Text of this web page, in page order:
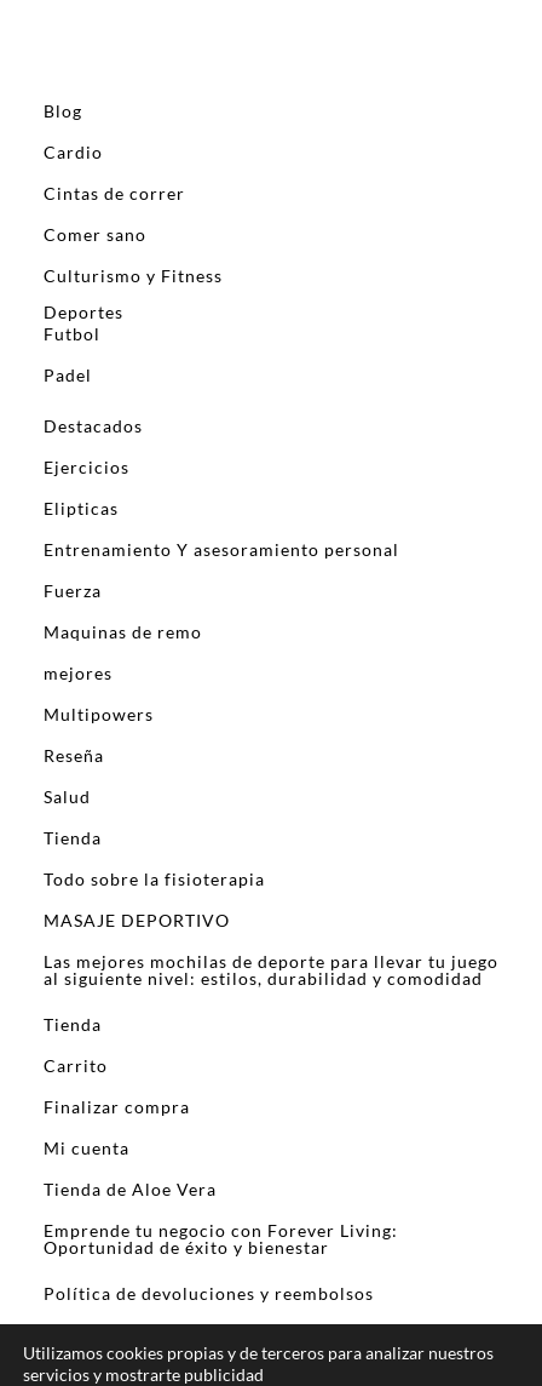
Blog
Cardio
Cintas de correr
Comer sano
Culturismo y Fitness
Deportes
Futbol
Padel
Destacados
Ejercicios
Elipticas
Entrenamiento Y asesoramiento personal
Fuerza
Maquinas de remo
mejores
Multipowers
Reseña
Salud
Tienda
Todo sobre la fisioterapia
MASAJE DEPORTIVO
Las mejores mochilas de deporte para llevar tu juego
al siguiente nivel: estilos, durabilidad y comodidad
Tienda
Carrito
Finalizar compra
Mi cuenta
Tienda de Aloe Vera
Emprende tu negocio con Forever Living:
Oportunidad de éxito y bienestar
Política de devoluciones y reembolsos
Utilizamos cookies propias y de terceros para analizar nuestros
servicios y mostrarte publicidad